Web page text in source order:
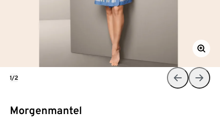
Morgenmantel
1/2